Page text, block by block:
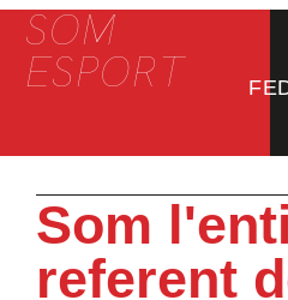
SOM
ESPORT
Som
referent